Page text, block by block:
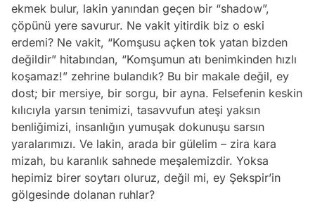
ekmek bulur, lakin yanından geçen bir “shadow”,
çöpünü yere savurur. Ne vakit yitirdik biz o eski
erdemi? Ne vakit, “Komşusu açken tok yatan bizden
değildir” hitabından, “Komşumun atı benimkinden hızlı
koşamaz!” zehrine bulandık? Bu bir makale değil, ey
dost; bir mersiye, bir sorgu, bir ayna. Felsefenin keskin
kılıcıyla yarsın tenimizi, tasavvufun ateşi yaksın
benliğimizi, insanlığın yumuşak dokunuşu sarsın
yaralarımızı. Ve lakin, arada bir gülelim – zira kara
mizah, bu karanlık sahnede meşalemizdir. Yoksa
hepimiz birer soytarı oluruz, değil mi, ey Şekspir’in
gölgesinde dolanan ruhlar?